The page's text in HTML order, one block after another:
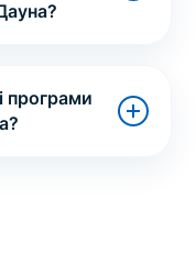
програми